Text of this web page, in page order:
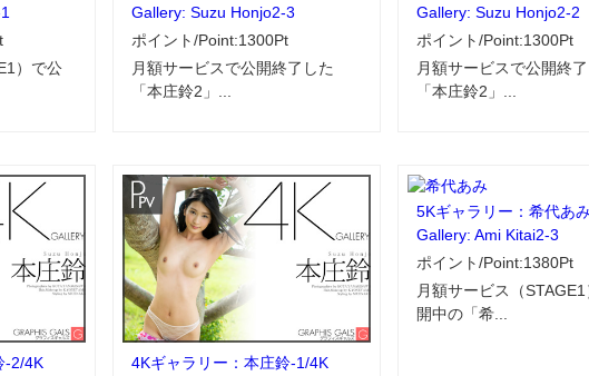
）で公
Gallery: Suzu Honjo2-3
ポイント/Point:1300Pt
月額サービスで公開終了した
「本庄鈴2」...
Gallery: Suzu Honjo2-2
ポイント/Point:1300Pt
月額サービスで公開終
「本庄鈴2」...
-2/4K
4Kギャラリー：本庄鈴-1/4K
5Kギャラリー：希代あ
Gallery: Ami Kitai2-3
ポイント/Point:1380Pt
月額サービス（
開中の「希...